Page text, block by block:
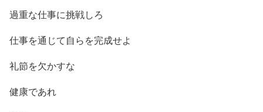
た
0
、
く
過重な仕事に挑戦しろ
仕事を通じて自らを完成せよ
礼節を欠かすな
健康であれ